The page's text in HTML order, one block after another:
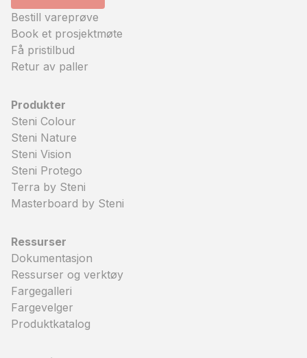
Bestill vareprøve
Book et prosjektmøte
Få pristilbud
Retur av paller
Produkter
Steni Colour
Steni Nature
Steni Vision
Steni Protego
Terra by Steni
Masterboard by Steni
Ressurser
Dokumentasjon
Ressurser og verktøy
Fargegalleri
Fargevelger
Produktkatalog